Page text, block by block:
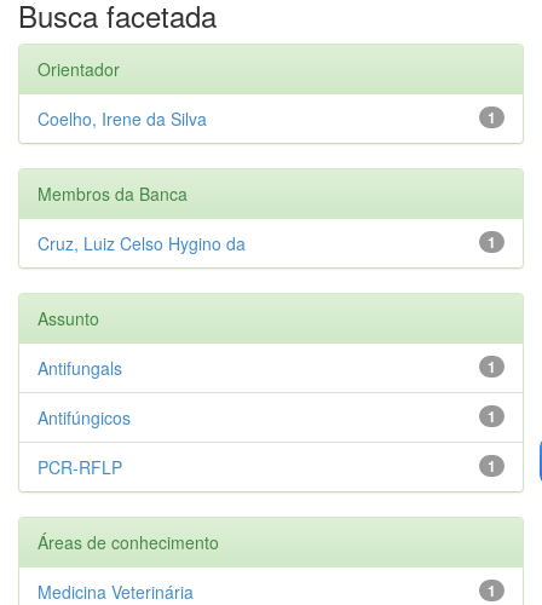
Busca facetada
Orientador
1
Coelho, Irene da Silva
Membros da Banca
1
Cruz, Luiz Celso Hygino da
Assunto
1
Antifungals
1
Antifúngicos
1
PCR-RFLP
Áreas de conhecimento
1
Medicina Veterinária